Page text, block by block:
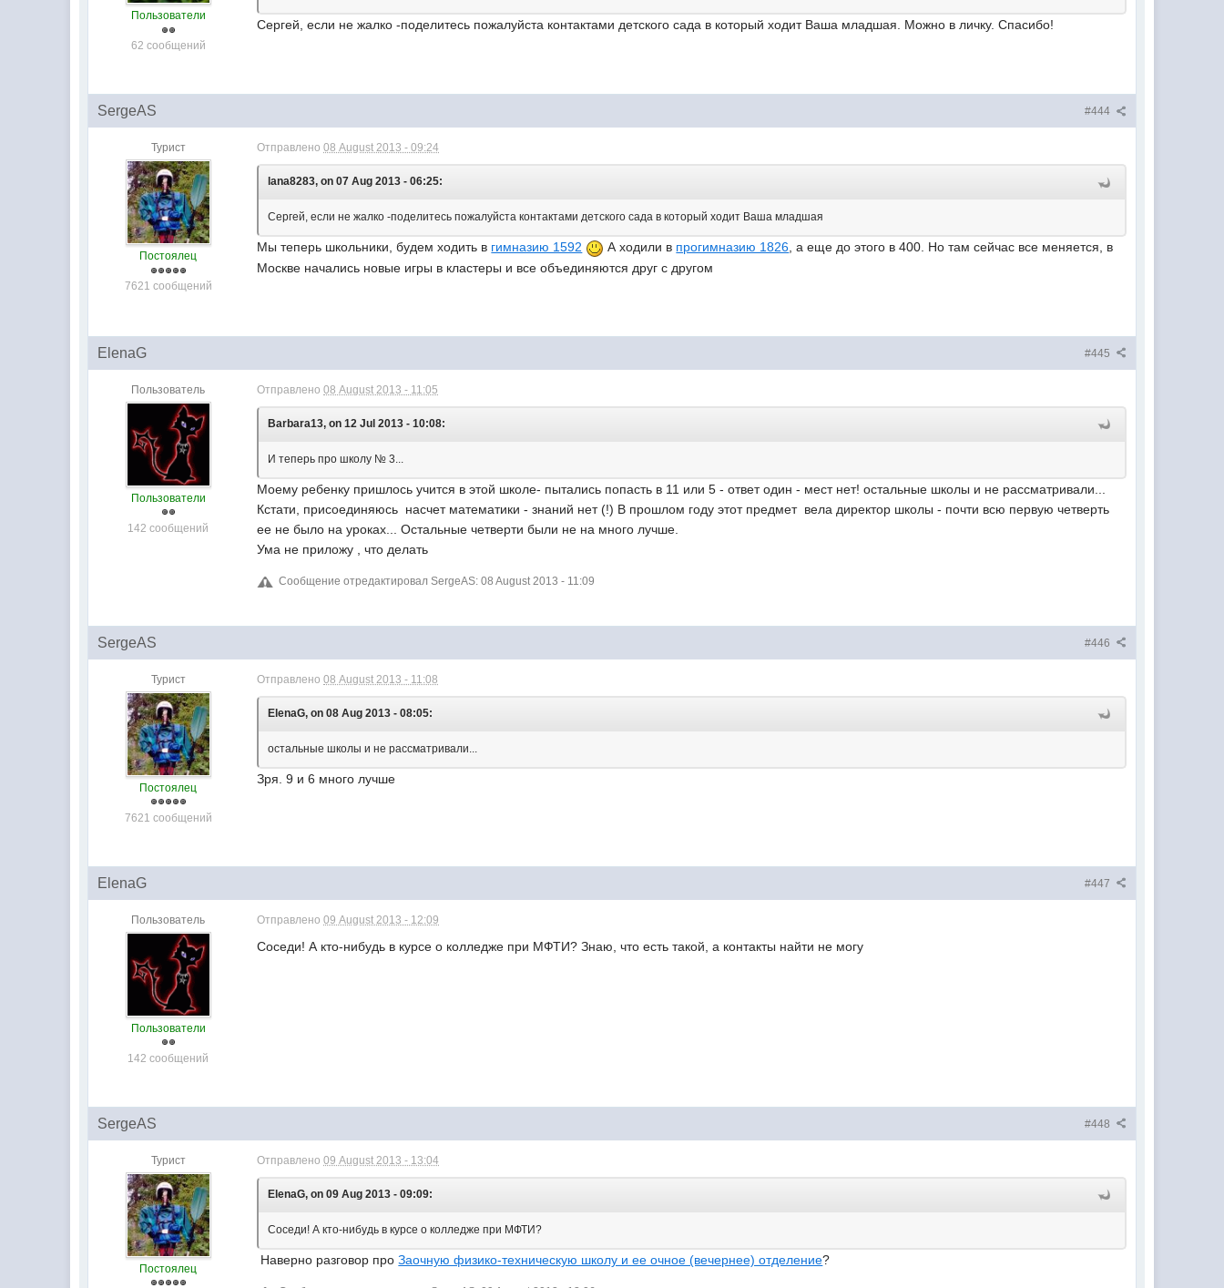
Пользователи
62 сообщений
Cергей, если не жалко -поделитесь пожалуйста контактами детского сада в который ходит Ваша младшая. Можно в личку. Спасибо!
#444
SergeAS
Турист
Постоялец
7621 сообщений
Отправлено08 August 2013 - 09:24
lana8283, on 07 Aug 2013 - 06:25:
Cергей, если не жалко -поделитесь пожалуйста контактами детского сада в который ходит Ваша младшая
Мы теперь школьники, будем ходить в гимназию 1592 А ходили в прогимназию 1826, а еще до этого в 400. Но там сейчас все меняется, в
Москве начались новые игры в кластеры и все объединяются друг с другом
#445
ElenaG
Пользователь
Пользователи
142 сообщений
Отправлено08 August 2013 - 11:05
Barbara13, on 12 Jul 2013 - 10:08:
И теперь про школу № 3...
Моему ребенку пришлось учится в этой школе- пытались попасть в 11 или 5 - ответ один - мест нет! остальные школы и не рассматривали...
Кстати, присоединяюсь насчет математики - знаний нет (!) В прошлом году этот предмет вела директор школы - почти всю первую четверть
ее не было на уроках... Остальные четверти были не на много лучше.
Ума не приложу , что делать
Сообщение отредактировал SergeAS: 08 August 2013 - 11:09
#446
SergeAS
Турист
Постоялец
7621 сообщений
Отправлено08 August 2013 - 11:08
ElenaG, on 08 Aug 2013 - 08:05:
остальные школы и не рассматривали...
Зря. 9 и 6 много лучше
#447
ElenaG
Пользователь
Пользователи
142 сообщений
Отправлено09 August 2013 - 12:09
Соседи! А кто-нибудь в курсе о колледже при МФТИ? Знаю, что есть такой, а контакты найти не могу
#448
SergeAS
Турист
Постоялец
Отправлено09 August 2013 - 13:04
ElenaG, on 09 Aug 2013 - 09:09:
Соседи! А кто-нибудь в курсе о колледже при МФТИ?
Наверно разговор проЗаочную физико-техническую школу и ее очное (вечернее) отделение?